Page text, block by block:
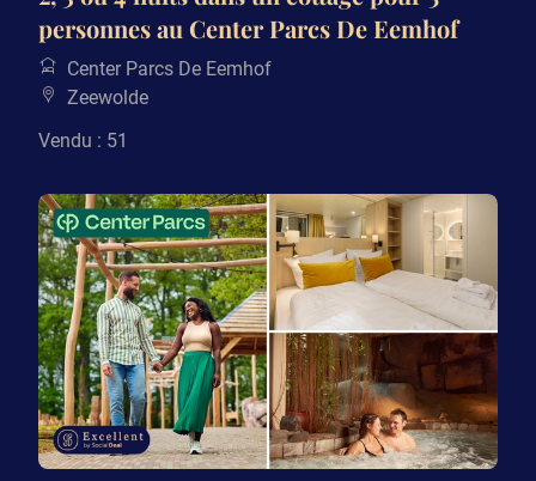
personnes au Center Parcs De Eemhof
Center Parcs De Eemhof
Zeewolde
Vendu : 51